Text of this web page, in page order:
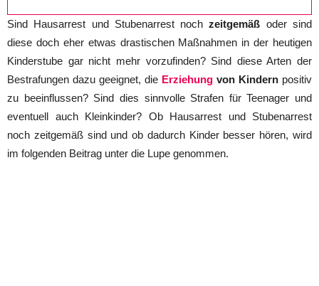
Sind Hausarrest und Stubenarrest nochzeitgemäß oder sind
diese doch eher etwas drastischen Maßnahmen in der heutigen
Kinderstube gar nicht mehr vorzufinden? Sind diese Arten der
Bestrafungen dazu geeignet, die Erziehung von Kindern positiv
zu beeinflussen? Sind dies sinnvolle Strafen für Teenager und
eventuell auch Kleinkinder? Ob Hausarrest und Stubenarrest
noch zeitgemäß sind und ob dadurch Kinder besser hören, wird
im folgenden Beitrag unter die Lupe genommen.